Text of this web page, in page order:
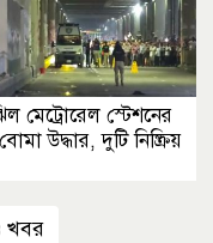
মেট্রোরেল স্টেশনের
উদ্ধার, দুটি নিষ্ক্রিয়
খবর